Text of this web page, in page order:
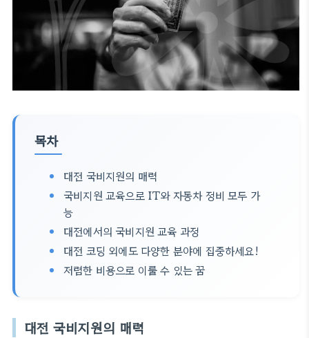
목차
대전 국비지원의 매력
국비지원 교육으로 IT와 자동차 정비 모두 가
능
대전에서의 국비지원 교육 과정
대전 코딩 외에도 다양한 분야에 집중하세요!
저렴한 비용으로 이룰 수 있는 꿈
대전 국비지원의 매력